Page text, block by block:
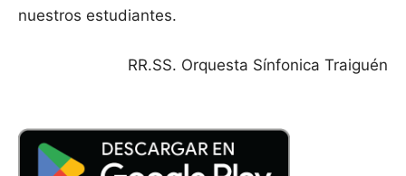
nuestros estudiantes.
RR.SS. Orquesta Sínfonica Traiguén